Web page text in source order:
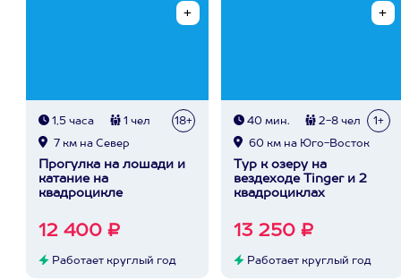
1,5 часа 1 чел 18+
7 км на Север
Прогулка на лошади и
катание на
квадроцикле
12 400 ₽
Работает круглый год
40 мин. 2-8 чел 1+
60 км на Юго-Восток
Тур к озеру на
вездеходе Tinger и 2
квадроциклах
13 250 ₽
Работает круглый год